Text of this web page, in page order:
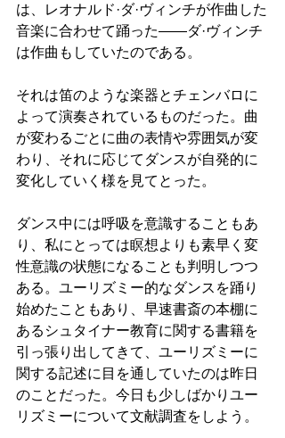
は、レオナルド·ダ·ヴィンチが作曲した
音楽に合わせて踊った——ダ·ヴィンチ
は作曲もしていたのである。
それは笛のような楽器とチェンバロに
よって演奏されているものだった。曲
が変わるごとに曲の表情や雰囲気が変
わり、それに応じてダンスが自発的に
変化していく様を見てとった。
ダンス中には呼吸を意識することもあ
り、私にとっては瞑想よりも素早く変
性意識の状態になることも判明しつつ
ある。ユーリズミー的なダンスを踊り
始めたこともあり、早速書斎の本棚に
あるシュタイナー教育に関する書籍を
引っ張り出してきて、ユーリズミーに
関する記述に目を通していたのは昨日
のことだった。今日も少しばかりユー
リズミーについて文献調査をしよう。